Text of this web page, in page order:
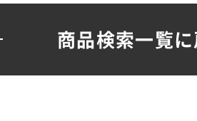
商品検索一覧